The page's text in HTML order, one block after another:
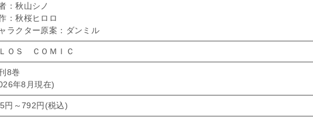
：秋山シノ
：秋桜ヒロロ
ラクター原案：ダンミル
ＯＳ ＣＯＭＩＣ
8巻
年8月現在)
円～792円(税込)